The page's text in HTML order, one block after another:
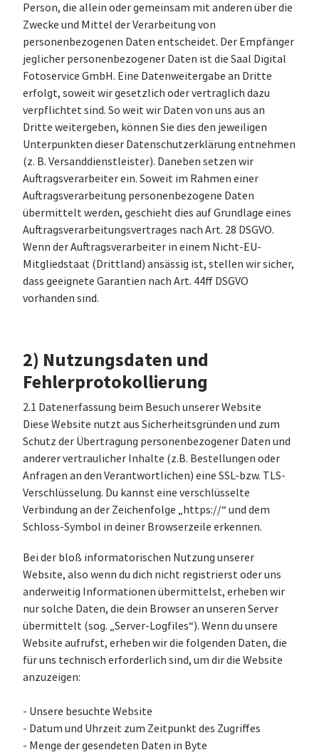
Person, die allein oder gemeinsam mit anderen über die
Zwecke und Mittel der Verarbeitung von
personenbezogenen Daten entscheidet. Der Empfänger
jeglicher personenbezogener Daten ist die Saal Digital
Fotoservice GmbH. Eine Datenweitergabe an Dritte
erfolgt, soweit wir gesetzlich oder vertraglich dazu
verpflichtet sind. So weit wir Daten von uns aus an
Dritte weitergeben, können Sie dies den jeweiligen
Unterpunkten dieser Datenschutzerklärung entnehmen
(z. B. Versanddienstleister). Daneben setzen wir
Auftragsverarbeiter ein. Soweit im Rahmen einer
Auftragsverarbeitung personenbezogene Daten
übermittelt werden, geschieht dies auf Grundlage eines
Auftragsverarbeitungsvertrages nach Art. 28 DSGVO.
Wenn der Auftragsverarbeiter in einem Nicht-EU-
Mitgliedstaat (Drittland) ansässig ist, stellen wir sicher,
dass geeignete Garantien nach Art. 44ff DSGVO
vorhanden sind.
2) Nutzungsdaten und
Fehlerprotokollierung
2.1 Datenerfassung beim Besuch unserer Website
Diese Website nutzt aus Sicherheitsgründen und zum
Schutz der Übertragung personenbezogener Daten und
anderer vertraulicher Inhalte (z.B. Bestellungen oder
Anfragen an den Verantwortlichen) eine SSL-bzw. TLS-
Verschlüsselung. Du kannst eine verschlüsselte
Verbindung an der Zeichenfolge „https://“ und dem
Schloss-Symbol in deiner Browserzeile erkennen.
Bei der bloß informatorischen Nutzung unserer
Website, also wenn du dich nicht registrierst oder uns
anderweitig Informationen übermittelst, erheben wir
nur solche Daten, die dein Browser an unseren Server
übermittelt (sog. „Server-Logfiles“). Wenn du unsere
Website aufrufst, erheben wir die folgenden Daten, die
für uns technisch erforderlich sind, um dir die Website
anzuzeigen:
- Unsere besuchte Website
- Datum und Uhrzeit zum Zeitpunkt des Zugriffes
- Menge der gesendeten Daten in Byte